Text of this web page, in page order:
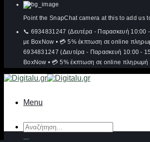
Point the SnapChat camera at this to add us
📞 6934831247 (Δευτέρα - Παρασκευή 10:00
με BoxNow • 💳 5% έκπτωση σε online
6934831247 (Δευτέρα - Παρασκευή 10:00 -
BoxNow • 💳 5% έκπτωση σε online πληρωμή
Menu
Αναζήτηση
για: